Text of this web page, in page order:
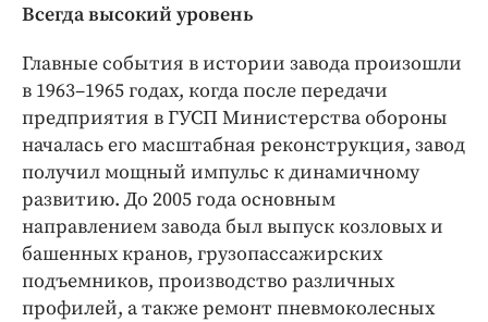
Всегда высокий уровень
Главные события в истории завода произошли
в 1963–1965 годах, когда после передачи
предприятия в ГУСП Министерства обороны
началась его масштабная реконструкция, завод
получил мощный импульс к динамичному
развитию. До 2005 года основным
направлением завода был выпуск козловых и
башенных кранов, грузопассажирских
подъемников, производство различных
профилей, а также ремонт пневмоколесных